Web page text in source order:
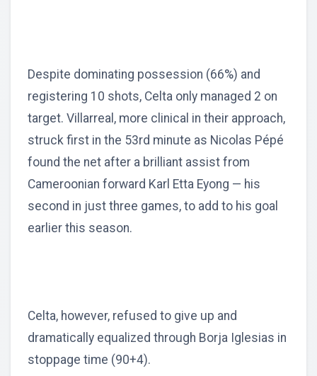
Despite dominating possession (66%) and
registering 10 shots, Celta only managed 2 on
target. Villarreal, more clinical in their approach,
struck first in the 53rd minute as Nicolas Pépé
found the net after a brilliant assist from
Cameroonian forward Karl Etta Eyong — his
second in just three games, to add to his goal
earlier this season.
Celta, however, refused to give up and
dramatically equalized through Borja Iglesias in
stoppage time (90+4).